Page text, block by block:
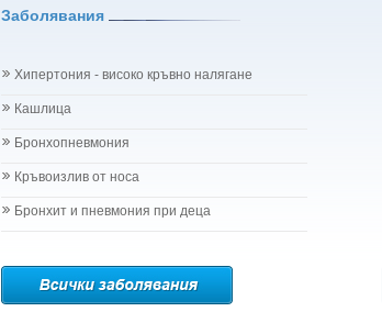
Заболявания
Хипертония - високо кръвно налягане
Кашлица
Бронхопневмония
Кръвоизлив от носа
Бронхит и пневмония при деца